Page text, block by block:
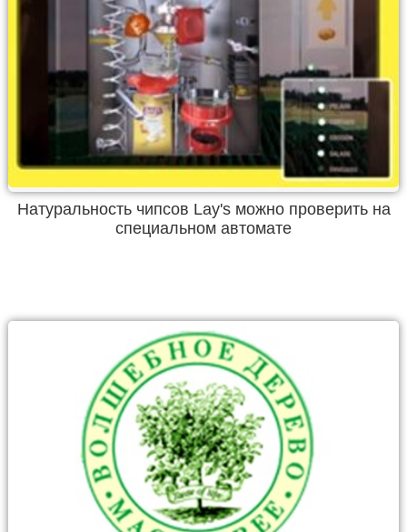
Натуральность чипсов Lay's можно проверить на
специальном автомате